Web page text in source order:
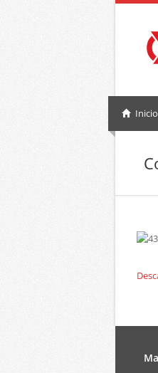
Inicio